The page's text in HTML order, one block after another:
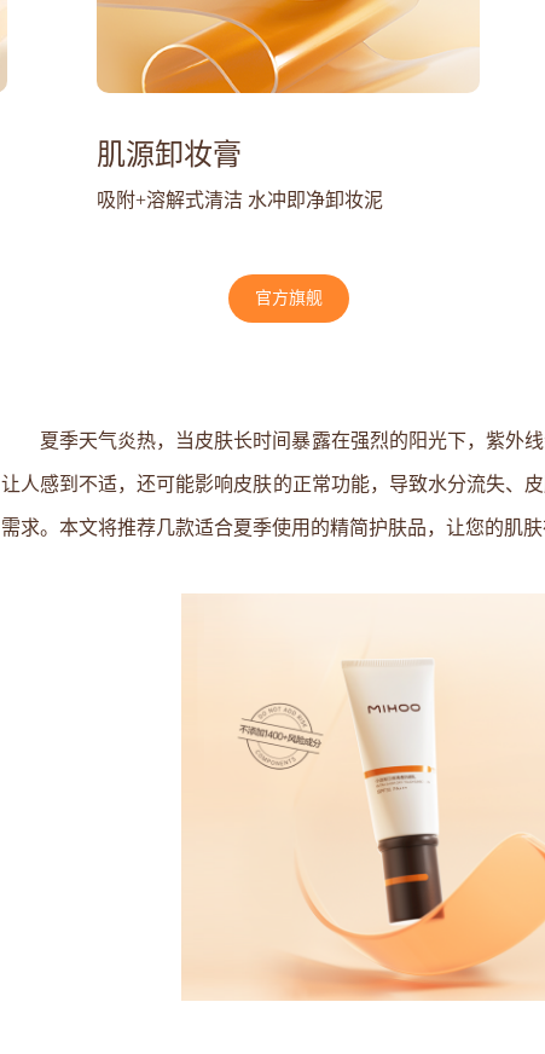
肌源卸妆膏
吸附+溶解式清洁 水冲即净卸妆泥
官方旗舰
夏季天气炎热，当皮肤长时间暴露在强烈的阳光下，紫外
让人感到不适，还可能影响皮肤的正常功能，导致水分流失、
需求。本文将推荐几款适合夏季使用的精简护肤品，让您的肌